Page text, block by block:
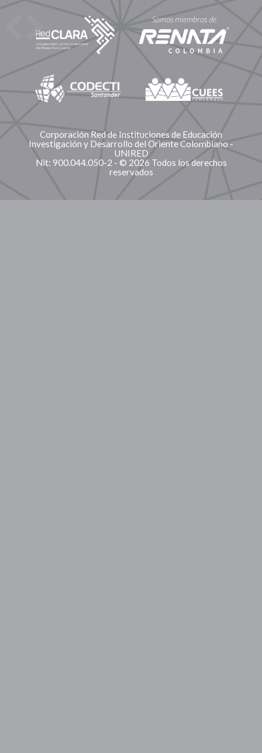
Corporación Red de Instituciones de Educación
Investigación y Desarrollo del Oriente Colombiano -
UNIRED
Nit: 900.044.050-2 - © 2026 Todos los derechos
reservados